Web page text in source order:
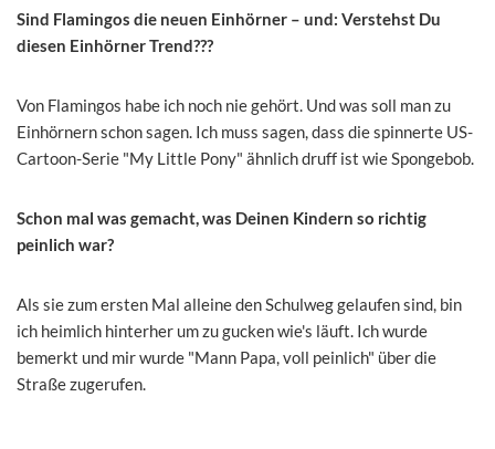
Sind Flamingos die neuen Einhörner – und: Verstehst Du
diesen Einhörner Trend???
Von Flamingos habe ich noch nie gehört. Und was soll man zu
Einhörnern schon sagen. Ich muss sagen, dass die spinnerte US-
Cartoon-Serie "My Little Pony" ähnlich druff ist wie Spongebob.
Schon mal was gemacht, was Deinen Kindern so richtig
peinlich war?
Als sie zum ersten Mal alleine den Schulweg gelaufen sind, bin
ich heimlich hinterher um zu gucken wie's läuft. Ich wurde
bemerkt und mir wurde "Mann Papa, voll peinlich" über die
Straße zugerufen.